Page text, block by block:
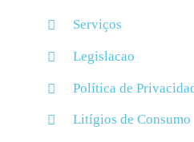
Serviços
Legislacao
Política de
Litígios de Consumo